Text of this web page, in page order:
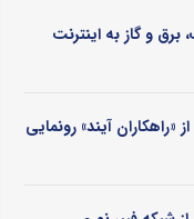
و گاز به اینترنت
«راهکاران آیند» رونمایی